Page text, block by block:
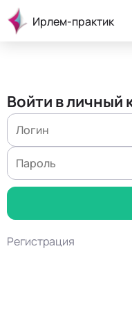
Ирлем-практик
Войти в личный
Регистрация